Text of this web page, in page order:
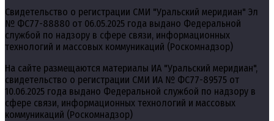
Свидетельство о регистрации СМИ "Уральский меридиан" Эл
№ ФС77-88880 от 06.05.2025 года выдано Федеральной
службой по надзору в сфере связи, информационных
технологий и массовых коммуникаций (Роскомнадзор)
На сайте размещаются материалы ИА "Уральский меридиан",
свидетельство о регистрации СМИ ИА № ФС77-89575 от
10.06.2025 года выдано Федеральной службой по надзору в
сфере связи, информационных технологий и массовых
коммуникаций (Роскомнадзор)